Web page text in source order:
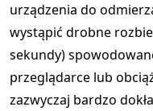
urządzenia do
wystąpić drobne
sekundy)
przeglądarce lub
zazwyczaj bardzo